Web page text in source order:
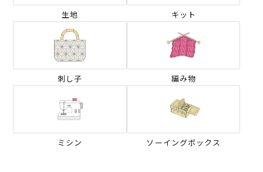
生地 キット
刺し子 編み物
ミシン ソーイングボックス